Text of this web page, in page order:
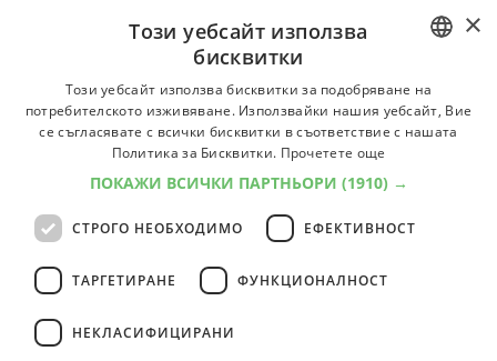
Специалности Професии
BULGARIAN
ENGLISH
×
Този уебсайт използва
бисквитки
Този уебсайт използва бисквитки за подобряване на
потребителското изживяване. Използвайки нашия уебсайт, Вие
се съгласявате с всички бисквитки в съответствие с нашата
Политика за Бисквитки. Прочетете още
ПОКАЖИ ВСИЧКИ ПАРТНЬОРИ (1910) →
СТРОГО НЕОБХОДИМО ЕФЕКТИВНОСТ
ТАРГЕТИРАНЕ ФУНКЦИОНАЛНОСТ
НЕКЛАСИФИЦИРАНИ